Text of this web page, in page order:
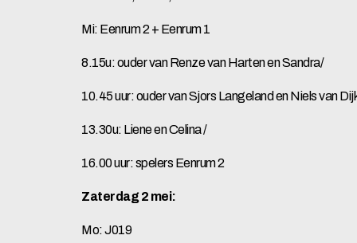
Mi: Eenrum 2 + Eenrum 1
8.15u: ouder van Renze van Harten en Sandra/
10.45 uur: ouder van Sjors Langeland en Niels van
13.30u: Liene en Celina /
16.00 uur: spelers Eenrum 2
Zaterdag 2 mei:
Mo: J019